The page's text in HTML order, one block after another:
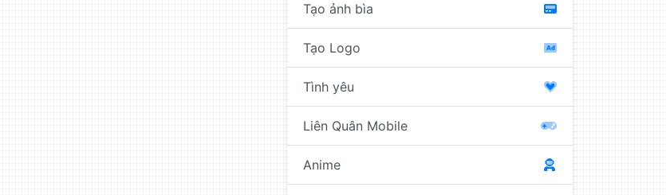
Tạo ảnh bìa
Tạo Logo
Tình yêu
Liên Quân Mobile
Anime